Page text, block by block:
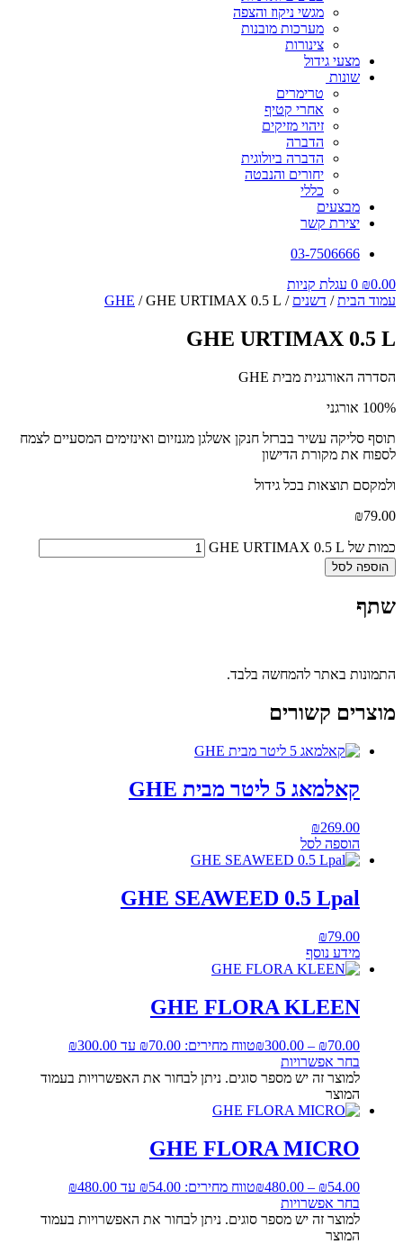
מגשי ניקוז והצפה
מערכות מובנות
צינורות
מצעי גידול
שונות
טרימרים
אחרי קטיף
זיהוי מזיקים
הדברה
הדברה ביולוגית
יחורים והנבטה
כללי
מבצעים
יצירת קשר
03-7506666
₪0.00
0 עגלת קניות
עמוד הבית/ דשנים /
GHE / GHE URTIMAX 0.5 L
GHE URTIMAX 0.5 L
הסדרה האורגנית מבית GHE
100% אורגני
תוסף סליקה עשיר בברזל חנקן אשלגן מגנזיום ואינזימים המסעיים לצמח
לספוח את מקורת הדישון
ולמקסם תוצאות בכל גידול
₪79.00
כמות של GHE URTIMAX 0.5 L
הוספה לסל
שתף
התמונות באתר להמחשה בלבד.
מוצרים קשורים
קאלמאג 5 ליטר מבית GHE
₪269.00
הוספה לסל
GHE SEAWEED 0.5 Lpal
₪79.00
מידע נוסף
GHE FLORA KLEEN
₪70.00
–
₪300.00
טווח מחירים: ⁦₪70.00⁩ עד ⁦₪300.00⁩
בחר אפשרויות
למוצר זה יש מספר סוגים. ניתן לבחור את האפשרויות בעמוד
המוצר
GHE FLORA MICRO
₪54.00
–
₪480.00
טווח מחירים: ⁦₪54.00⁩ עד ⁦₪480.00⁩
בחר אפשרויות
למוצר זה יש מספר סוגים. ניתן לבחור את האפשרויות בעמוד
המוצר